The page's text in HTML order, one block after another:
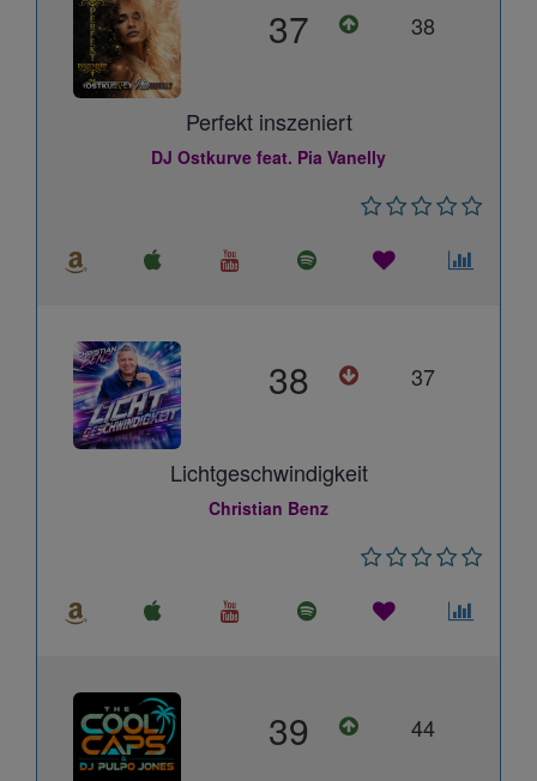
37 38
Perfekt inszeniert
DJ Ostkurve feat. Pia Vanelly
38 37
Lichtgeschwindigkeit
Christian Benz
39 44